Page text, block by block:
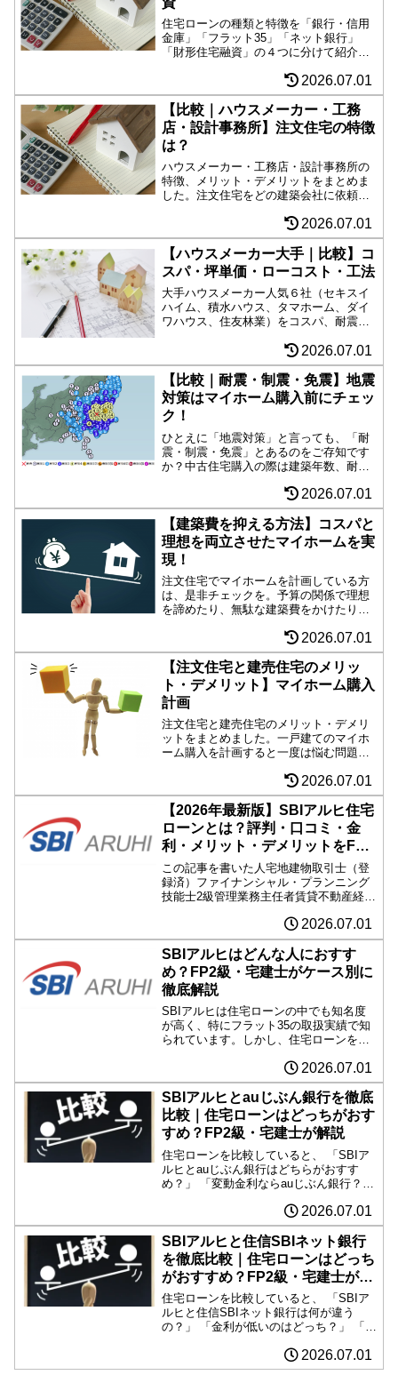
住宅ローンの種類と特徴を「銀行・信用
金庫」「フラット35」「ネット銀行」
「財形住宅融資」の４つに分けて紹介。
て大きな差が生じます。自分にあった借
入先探しにお役立てください。
2026.07.01
【比較｜ハウスメーカー・工務
店・設計事務所】注文住宅の特徴
は？
ハウスメーカー・工務店・設計事務所の
特徴、メリット・デメリットをまとめま
した。注文住宅をどの建築会社に依頼し
スパ、スピード、便利さ、デザイン性、
アフターサポート、自由度などそれぞれ
の強みを紹介。
2026.07.01
【ハウスメーカー大手｜比較】コ
スパ・坪単価・ローコスト・工法
大手ハウスメーカー人気６社（セキスイ
ハイム、積水ハウス、タマホーム、ダイ
ワハウス、住友林業）をコスパ、耐震
特徴で比較しました。ハウスメーカー探
しに悩んだらお役立てください。
2026.07.01
【比較｜耐震・制震・免震】地震
対策はマイホーム購入前にチェッ
ク！
ひとえに「地震対策」と言っても、「耐
震・制震・免震」とあるのをご存知です
か？中古住宅購入の際は建築年数、耐震
守るために知っておきたい耐震技術を比
較しつつ紹介します。
2026.07.01
【建築費を抑える方法】コスパと
理想を両立させたマイホームを実
現！
注文住宅でマイホームを計画している方
は、是非チェックを。予算の関係で理想
を諦めたり、無駄な建築費をかけたりし
少しの工夫が大きな節約につながりま
す。失敗しない家づくりにお役立てくだ
さい。
2026.07.01
【注文住宅と建売住宅のメリッ
ト・デメリット】マイホーム購入
計画
注文住宅と建売住宅のメリット・デメリ
ットをまとめました。一戸建てのマイホ
ーム購入を計画すると一度は悩む問題で
徴を抑えて、自分にぴったりの家を購入
しましょう。
2026.07.01
【2026年最新版】SBIアルヒ住宅
ローンとは？評判・口コミ・金
利・メリット・デメリットをFP2
級・宅建士が徹底解説
この記事を書いた人宅地建物取引士（登
録済）ファイナンシャル・プランニング
技能士2級管理業務主任者賃貸不動産経営
ン・資金計画について、資格保有者の視
点から分かりやすく解説しています。
「住宅ローンはどこで借り...
2026.07.01
SBIアルヒはどんな人におすす
め？FP2級・宅建士がケース別に
徹底解説
SBIアルヒは住宅ローンの中でも知名度
が高く、特にフラット35の取扱実績で知
られています。しかし、住宅ローンを比
向いているの？」 「ネット銀行の方がい
いのでは？」 「フラット35を選ぶメリッ
トは？」と...
2026.07.01
SBIアルヒとauじぶん銀行を徹底
比較｜住宅ローンはどっちがおす
すめ？FP2級・宅建士が解説
住宅ローンを比較していると、 「SBIア
ルヒとauじぶん銀行はどちらがおすす
め？」 「変動金利ならauじぶん銀行？」
手数料はどちらが有利？」と悩む方は少
なくありません。どちらも人気の住宅ロ
ーンですが...
2026.07.01
SBIアルヒと住信SBIネット銀行
を徹底比較｜住宅ローンはどっち
がおすすめ？FP2級・宅建士が解
説
住宅ローンを比較していると、 「SBIア
ルヒと住信SBIネット銀行は何が違う
の？」 「金利が低いのはどっち？」 「フ
住信SBIネット銀行？」と迷う方は少な
くありません。どちらも人気の高い住宅
2026.07.01